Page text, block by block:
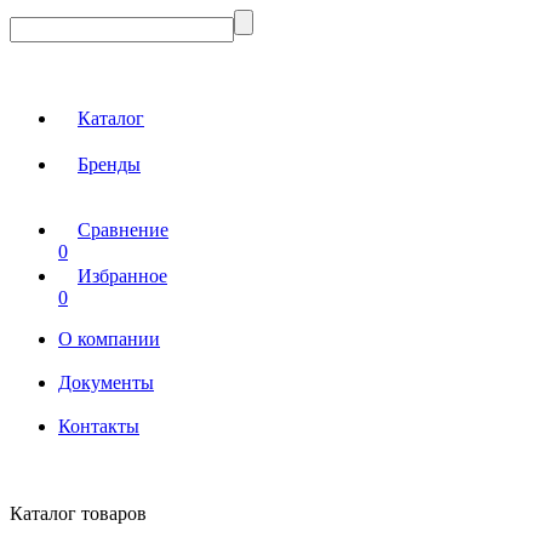
Каталог
Бренды
Сравнение
0
Избранное
0
О компании
Документы
Контакты
Каталог товаров